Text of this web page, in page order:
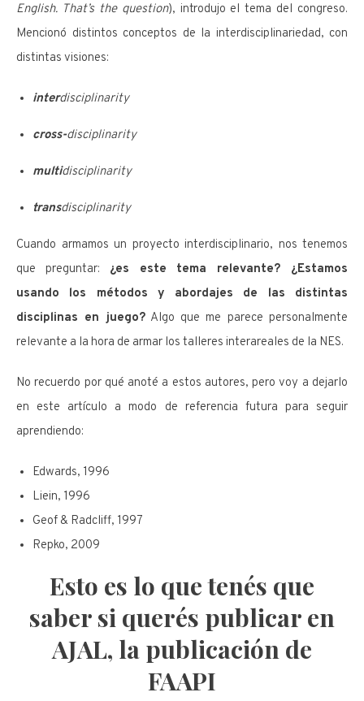
English. That’s the question), introdujo el tema del congreso.
Mencionó distintos conceptos de la interdisciplinariedad, con
distintas visiones:
interdisciplinarity
cross-disciplinarity
multidisciplinarity
transdisciplinarity
Cuando armamos un proyecto interdisciplinario, nos tenemos
que preguntar: ¿es este tema relevante? ¿Estamos
usando los métodos y abordajes de las distintas
disciplinas en juego?Algo que me parece personalmente
relevante a la hora de armar los talleres interareales de la NES.
No recuerdo por qué anoté a estos autores, pero voy a dejarlo
en este artículo a modo de referencia futura para seguir
aprendiendo:
Edwards, 1996
Liein, 1996
Geof & Radcliff, 1997
Repko, 2009
Esto es lo que tenés que
saber si querés publicar en
AJAL, la publicación de
FAAPI